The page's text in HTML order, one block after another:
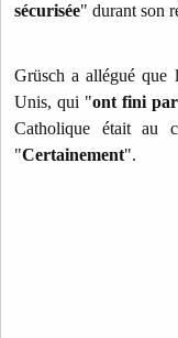
sécurisée" durant son
Grüsch a allégué
Unis, qui "ont fini
Catholique était au
"Certainement".